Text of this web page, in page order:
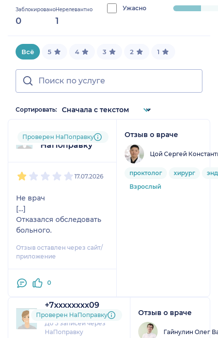
Заблокировано
0
Нерелевантно
1
1.4492753623188406%
Ужасно
progress:
18.84057971014493%
Всё 5 4 3 2 1
Сортировать:
Пользователь
НаПоправку
Проверен НаПоправку
17.07.2026
Не врач
[…]
Отказался обследовать
больного.
Отзыв оставлен через сайт/
приложение
0
Отзыв о враче
Цой Сергей
проктолог хирург
Взрослый
+7xxxxxxxx09
1 отзыв
До 5 записей через
НаПоправку
Проверен НаПоправку Отзыв о враче
Гайнулин Олег